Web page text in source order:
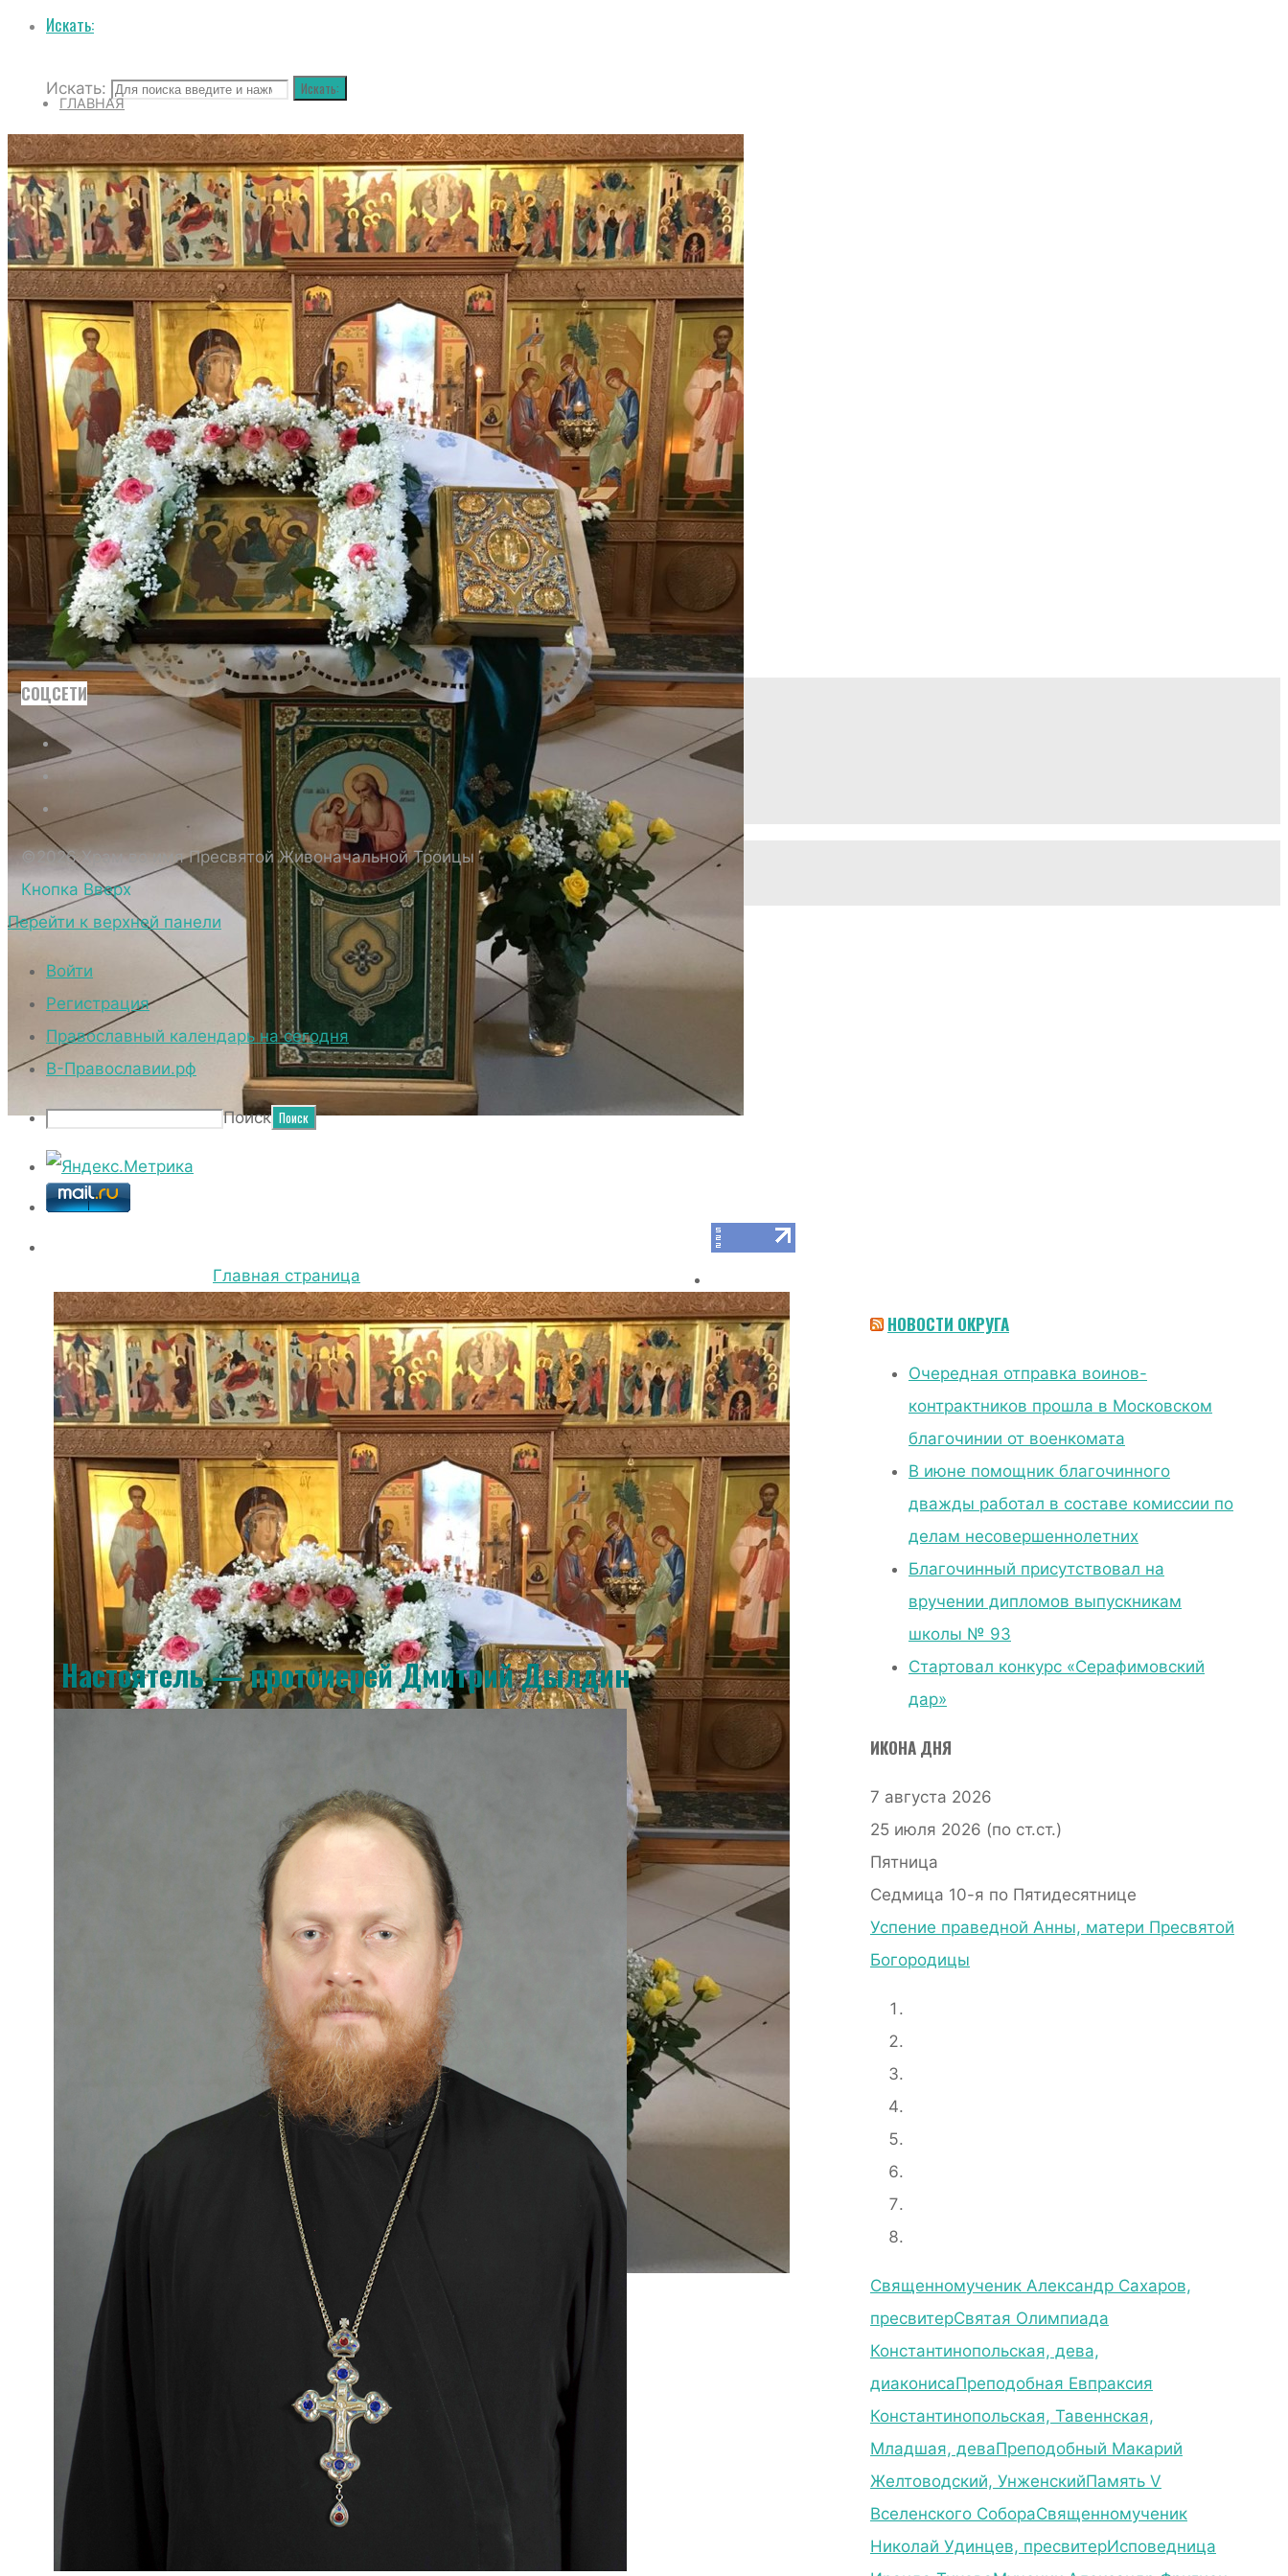
Искать:
Искать: Искать:
ГЛАВНАЯ
НОВОСТИ
БОГОСЛУЖЕНИЯ
ДУХОВЕНСТВО
ВОСКРЕСНАЯ ШКОЛА
НА САЙТ БЛАГОЧИНИЯ
КОНТАКТЫ
ИСКАТЬ:
Искать: Искать:
Главная страница
Настоятель — протоиерей Дмитрий Дылдин
НОВОСТИ ОКРУГА
Очередная отправка воинов-
контрактников прошла в Московском
благочинии от военкомата
В июне помощник благочинного
дважды работал в составе комиссии по
делам несовершеннолетних
Благочинный присутствовал на
вручении дипломов выпускникам
школы № 93
Стартовал конкурс «Серафимовский
дар»
ИКОНА ДНЯ
7 августа 2026
25 июля 2026 (по ст.ст.)
Пятница
Седмица 10-я по Пятидесятнице
Успение праведной Анны, матери Пресвятой
Богородицы
Священномученик Александр Сахаров,
пресвитерСвятая Олимпиада
Константинопольская, дева,
диаконисаПреподобная Евпраксия
Константинопольская, Тавеннская,
Младшая, деваПреподобный Макарий
Желтоводский, УнженскийПамять V
Вселенского СобораСвященномученик
Николай Удинцев, пресвитерИсповедница
СОЦСЕТИ
©2026 Храм во имя Пресвятой Живоначальной Троицы
Кнопка Вверх
Перейти к верхней панели
Войти
Регистрация
Православный календарь на сегодня
В-Православии.рф
Поиск